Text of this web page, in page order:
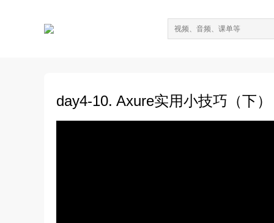
day4-10. Axure实用小技巧（下）